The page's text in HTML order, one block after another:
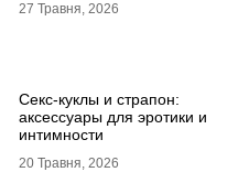
27 Травня, 2026
Секс-куклы и страпон:
аксессуары для эротики и
интимности
20 Травня, 2026